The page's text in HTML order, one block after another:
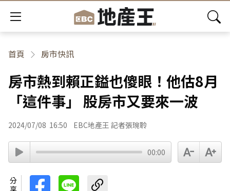
首頁 房市快訊
房市熱到賴正鎰也傻眼！他估8月
「這件事」 股房市又要來一波
2024/07/08 16:50 EBC地產王 記者張琬聆
00:00
分享